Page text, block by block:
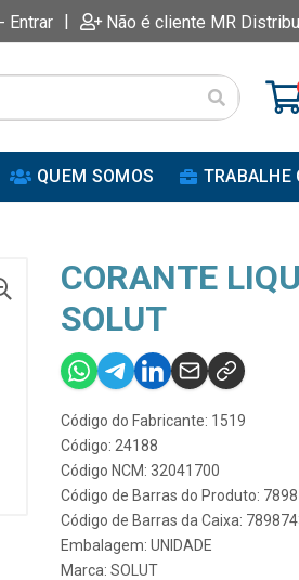
Entrar | Não é cliente MR
QUEM SOMOS TRABALHE
CORANTE
SOLUT
Código do Fabricante: 1519
Código: 24188
Código NCM: 32041700
Código de Barras do Produto:
Código de Barras da Caixa:
Embalagem: UNIDADE
Marca: SOLUT